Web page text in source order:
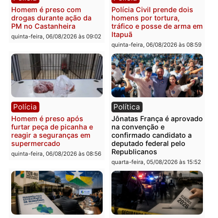
Polícia
tórax durante briga com
vizinho no bairro Ulysses
Guimarães
quinta-feira, 06/08/2026 às 09:24
Polícia
Três suspeitos ligados a
facção criminosa são
presos por receptação e
adulteração de veículos
em Porto Velho
quinta-feira, 06/08/2026 às
Homem é preso com
drogas durante ação da
PM no Castanheira
quinta-feira, 06/08/2026 às 09:02
Polícia
Polícia Civil prende dois
homens por tortura,
tráfico e posse de arma
Itapuã